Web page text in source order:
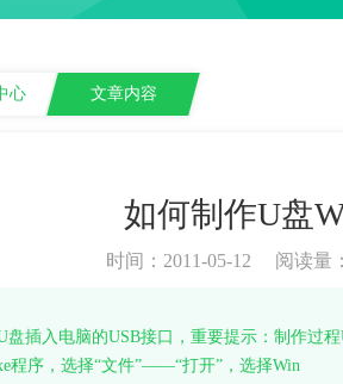
心 文章内容
如何制作U盘
时间：2011-05-12 阅读量
盘插入电脑的USB接口，重要提示：制作过
程序，选择“文件”——“打开”，选择Win